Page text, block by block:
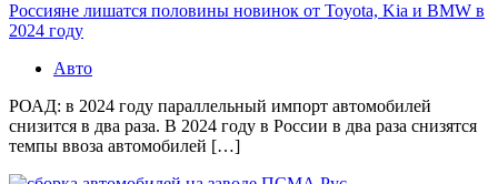
Россияне лишатся половины новинок от Toyota, Kia и BMW в
2024 году
Авто
РОАД: в 2024 году параллельный импорт автомобилей
снизится в два раза. В 2024 году в России в два раза снизятся
темпы ввоза автомобилей […]